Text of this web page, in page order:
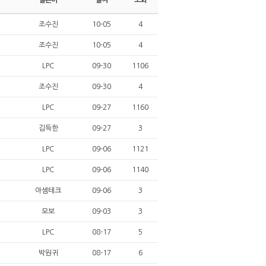
조수진 10-05 4
조수진 10-05 4
LPC 09-30 1106
조수진 09-30 4
LPC 09-27 1160
김득한 09-27 3
LPC 09-06 1121
LPC 09-06 1140
아셈테크 09-06 3
모보 09-03 3
LPC 08-17 5
박원귀 08-17 6